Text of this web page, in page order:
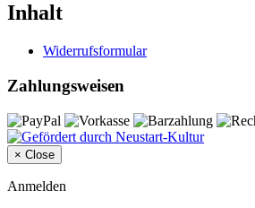
Inhalt
Widerrufsformular
Zahlungsweisen
× Close
Anmelden